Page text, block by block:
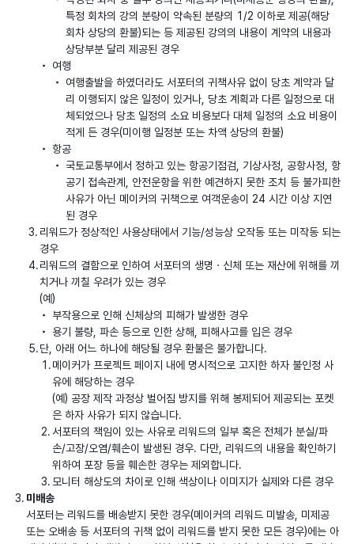
특정 회차의 강의 분량이 약속된 분량의 1/2 이하로 제공(해당
회차 상당의 환불)되는 등 제공된 강의의 내용이 계약의 내용과
상당부분 달리 제공된 경우
여행
여행출발을 하였더라도 서포터의 귀책사유 없이 당초 계약과 달
리 이행되지 않은 일정이 있거나, 당초 계획과 다른 일정으로 대
체되었으나 당초 일정의 소요 비용보다 대체 일정의 소요 비용이
적게 든 경우(미이행 일정분 또는 차액 상당의 환불)
항공
국토교통부에서 정하고 있는 항공기점검, 기상사정, 공항사정, 항
공기 접속관계, 안전운항을 위한 예견하지 못한 조치 등 불가피한
사유가 아닌 메이커의 귀책으로 여객운송이 24 시간 이상 지연
된 경우
리워드가 정상적인 사용상태에서 기능/성능상 오작동 또는 미작동 되는
경우
리워드의 결함으로 인하여 서포터의 생명ㆍ신체 또는 재산에 위해를 끼
치거나 끼칠 우려가 있는 경우
(예)
부작용으로 인해 신체상의 피해가 발생한 경우
용기 불량, 파손 등으로 인한 상해, 피해사고를 입은 경우
단, 아래 어느 하나에 해당될 경우 환불은 불가합니다.
메이커가 프로젝트 페이지 내에 명시적으로 고지한 하자 불인정 사
유에 해당하는 경우
(예) 공장 제작 과정상 벌어짐 방지를 위해 봉제되어 제공되는 포켓
은 하자 사유가 되지 않습니다.
서포터의 책임이 있는 사유로 리워드의 일부 혹은 전체가 분실/파
손/고장/오염/훼손이 발생된 경우. 다만, 리워드의 내용을 확인하기
위하여 포장 등을 훼손한 경우는 제외합니다.
모니터 해상도의 차이로 인해 색상이나 이미지가 실제와 다른 경우
미배송
서포터는 리워드를 배송받지 못한 경우(메이커의 리워드 미발송, 미제공
또는 오배송 등 서포터의 귀책 없이 리워드를 받지 못한 모든 경우)에는 아